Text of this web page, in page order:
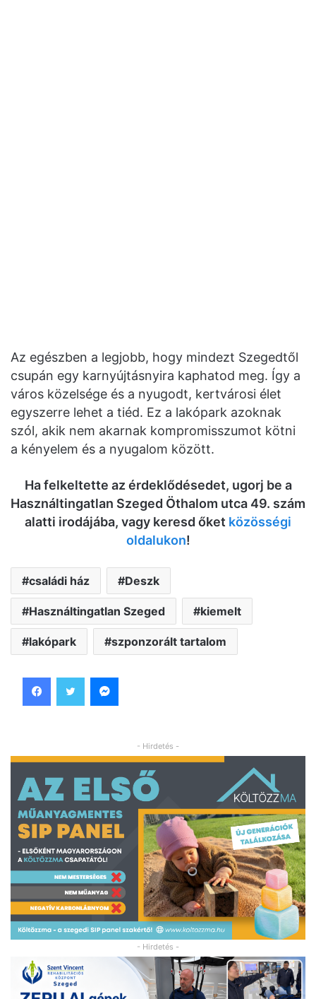
Az egészben a legjobb, hogy mindezt Szegedtől
csupán egy karnyújtásnyira kaphatod meg. Így a
város közelsége és a nyugodt, kertvárosi élet
egyszerre lehet a tiéd. Ez a lakópark azoknak
szól, akik nem akarnak kompromisszumot kötni
a kényelem és a nyugalom között.
Ha felkeltette az érdeklődésedet, ugorj be a
Használtingatlan Szeged Öthalom utca 49. szám
alatti irodájába, vagy keresd őket közösségi
oldalukon!
családi ház Deszk
Használtingatlan Szeged kiemelt
lakópark szponzorált tartalom
- Hirdetés -
- Hirdetés -